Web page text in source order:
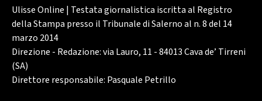
Ulisse Online | Testata giornalistica iscritta al Registro
della Stampa presso il Tribunale di Salerno al n. 8 del 14
marzo 2014
Direzione - Redazione: via Lauro, 11 - 84013 Cava de’ Tirreni
(SA)
Direttore responsabile: Pasquale Petrillo